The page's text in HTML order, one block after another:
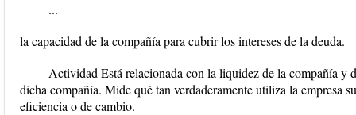
...
la capacidad de la compañía para cubrir los intereses de la deuda.
Actividad Está relacionada con la liquidez de la compañía y
dicha compañía. Mide qué tan verdaderamente utiliza la empresa
eficiencia o de cambio.